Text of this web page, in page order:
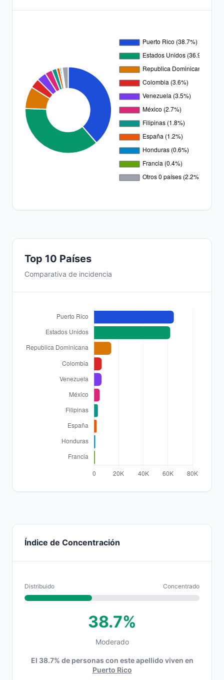
Top 10 Países
Comparativa de incidencia
Índice de Concentración
Distribuido Concentrado
38.7%
Moderado
El 38.7% de personas con este apellido viven en
Puerto Rico